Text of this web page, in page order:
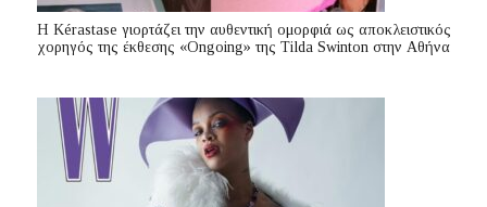
Η Kérastase γιορτάζει την αυθεντική ομορφιά ως αποκλειστικός
χορηγός της έκθεσης «Ongoing» της Tilda Swinton στην Αθήνα